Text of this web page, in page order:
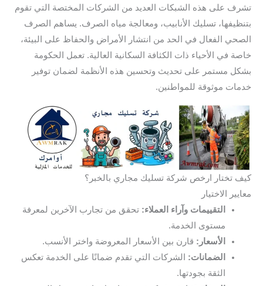
تشرف على هذه الشبكات العديد من الشركات المختصة التي تقوم
بتنظيفها، تسليك الأنابيب، ومعالجة مياه الصرف. يساهم الصرف
الصحي الفعال في الحد من انتشار الأمراض والحفاظ على البيئة،
خاصة في الأحياء ذات الكثافة السكانية العالية. تعمل الحكومة
بشكل مستمر على تحديث وتحسين هذه الأنظمة لضمان توفير
خدمات موثوقة للمواطنين.
كيف تختار ارخص شركة تسليك مجاري بالخبر؟
معايير الاختيار
التقييمات وآراء العملاء: تحقق من تجارب الآخرين لمعرفة
مستوى الخدمة.
الأسعار: قارن بين الأسعار المعروضة واختر الأنسب.
الضمانات: الشركات التي تقدم ضمانًا على الخدمة تعكس
الثقة بجودتها.